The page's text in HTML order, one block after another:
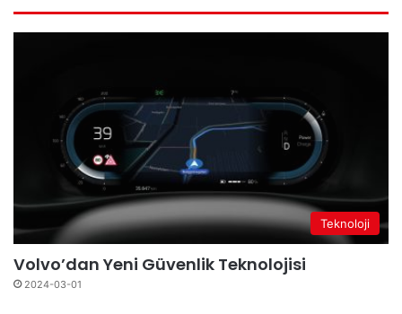
Teknoloji
Volvo’dan Yeni Güvenlik Teknolojisi
2024-03-01